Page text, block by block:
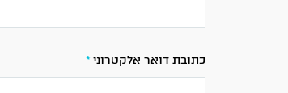
כתובת דואר אלקטרוני *